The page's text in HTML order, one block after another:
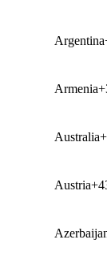
Argentina
Armenia
Australia
Austria